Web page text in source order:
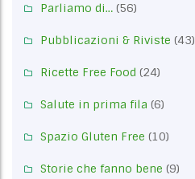
Parliamo di… (56)
Pubblicazioni & Riviste (43)
Ricette Free Food (24)
Salute in prima fila (6)
Spazio Gluten Free (10)
Storie che fanno bene (9)